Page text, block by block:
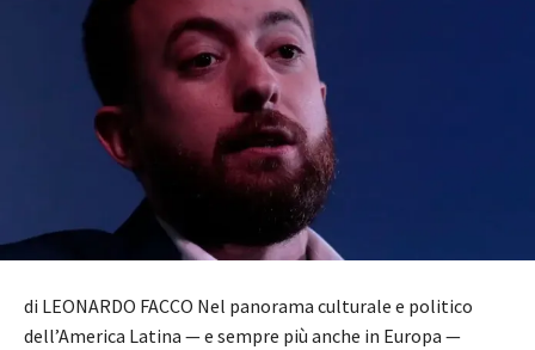
di LEONARDO FACCO Nel panorama culturale e politico
dell’America Latina — e sempre più anche in Europa —